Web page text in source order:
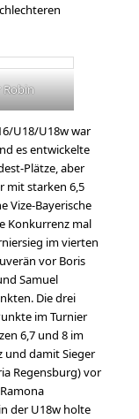
U18/U18w war
es entwickelte
Plätze, aber
mit starken 6,5
Vize-Bayerische
Konkurrenz mal
im vierten
vor Boris
Samuel
Die drei
im Turnier
6,7 und 8 im
und damit Sieger
Regensburg) vor
der U18w holte